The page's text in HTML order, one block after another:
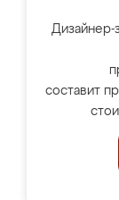
Дизайнер-
составит